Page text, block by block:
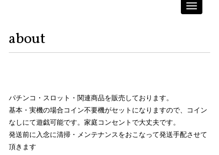
Toggle
about
パチンコ・スロット・関連商品を販売しております。
基本・実機の場合コイン不要機がセットになりますので、コイン
なしにて遊戯可能です。家庭コンセントで大丈夫です。
発送前に入念に清掃・メンテナンスをおこなって発送手配させて
頂きます